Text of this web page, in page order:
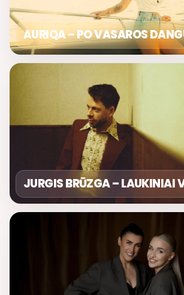
AURIQA – PO VASAROS
JURGIS BRŪZGA – LAUKINIAI